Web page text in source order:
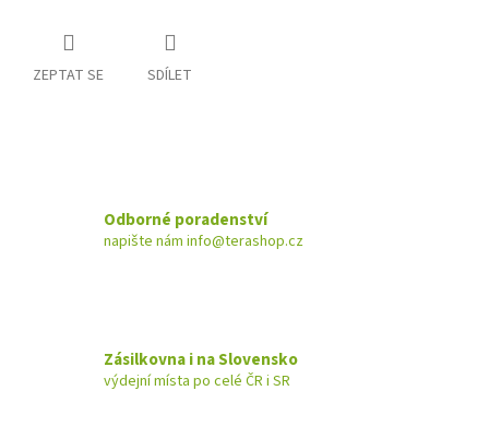
ZEPTAT SE SDÍLET
Odborné poradenství
napište nám info@terashop.cz
Zásilkovna i na Slovensko
výdejní místa po celé ČR i SR